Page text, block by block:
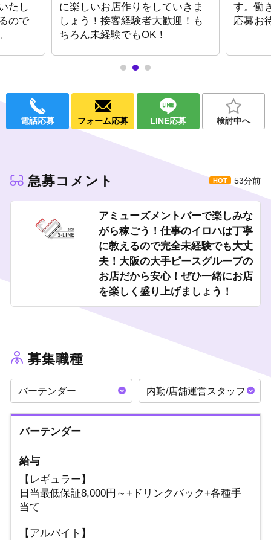
ピアスもタトゥーもOK♪
未経験でも大丈夫です！
ぜひ一度体験入店にお越しください！
たし
ので
に楽しいお店作りをしていきま
しょう！接客経験者大歓迎！も
ちろん未経験でもOK！
す。働
応募お
電話応募 フォーム応募 LINE応募 検討中へ
急募コメント 53分前
アミューズメントバーで楽しみな
がら稼ごう！仕事のイロハは丁寧
に教えるので完全未経験でも大丈
夫！大阪の大手ピースグループの
お店だから安心！ぜひ一緒にお店
を楽しく盛り上げましょう！
募集職種
バーテンダー 内勤/店舗運営スタッフ
バーテンダー
給与
【レギュラー】
日当最低保証8,000円～+ドリンクバック+各種手
当て
【アルバイト】